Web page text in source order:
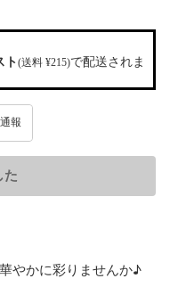
ト(送料 ¥215)で配送されま
通報
た
やかに彩りませんか♪